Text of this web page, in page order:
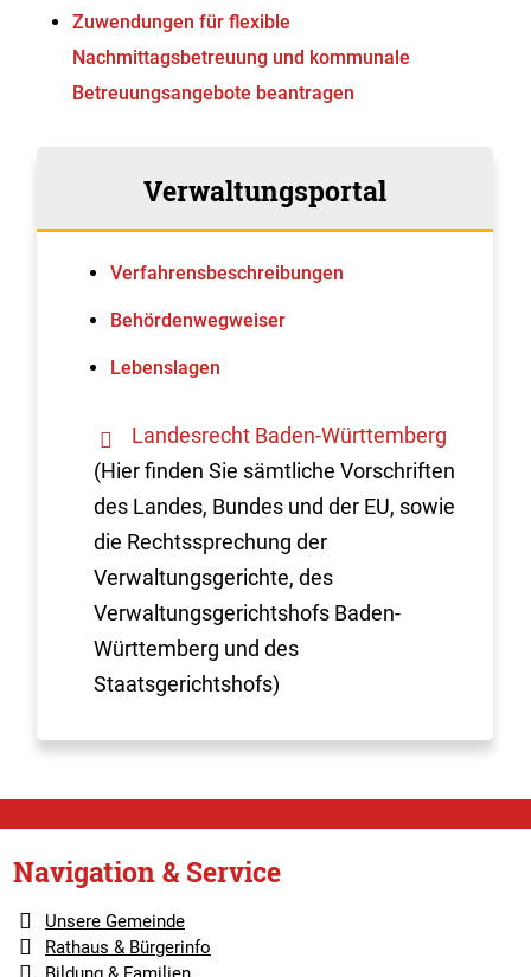
Zuwendungen für flexible
Nachmittagsbetreuung und kommunale
Betreuungsangebote beantragen
Verwaltungsportal
Verfahrens­beschreibungen
Behördenwegweiser
Lebenslagen
Landesrecht Baden-Württemberg
(Hier finden Sie sämtliche Vorschriften
des Landes, Bundes und der EU, sowie
die Rechtssprechung der
Verwaltungsgerichte, des
Verwaltungsgerichtshofs Baden-
Württemberg und des
Staatsgerichtshofs)
Navigation & Service
Unsere Gemeinde
Rathaus & Bürgerinfo